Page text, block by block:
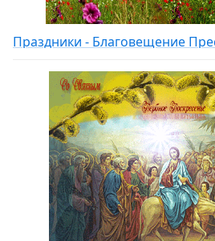
Праздники - Благовещение